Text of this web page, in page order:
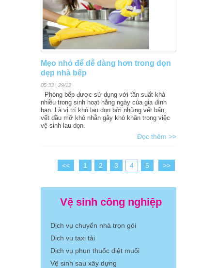
Mẹo nhỏ để dễ dàng hơn trong dọn
dẹp nhà bếp
05:33 | 29/12
Phòng bếp được sử dụng với tần suất khá
nhiều trong sinh hoạt hằng ngày của gia đình
bạn. Là vị trí khó lau dọn bởi những vết bẩn,
vết dầu mỡ khó nhằn gây khó khăn trong việc
vệ sinh lau dọn.
Đọc thêm >>
<< 1 2 3 4 5 >>
Vệ sinh công nghiệp
Dịch vụ chuyển nhà trọn gói
Dịch vụ taxi tải
Dịch vụ phun thuốc diệt muối
Vệ sinh sau xây dựng